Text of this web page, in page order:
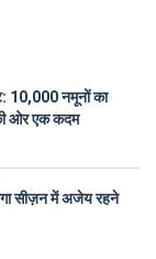
10,000 नमूनों का
ओर एक कदम
सीज़न में अजेय रहने